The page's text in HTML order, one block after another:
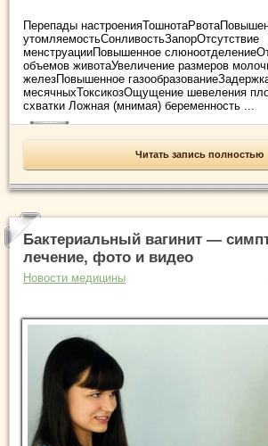
Перепады
утомляемостьСонливостьЗапорОтсутствие
менструацииПовышенное
объемов животаУвеличение размеров
железПовышенное
месячныхТоксикозОщущение шевеления
схватки Ложная (мнимая) беременность ...
Читать запись полностью
Бактериальный вагинит —
лечение, фото и видео
Новости медицины